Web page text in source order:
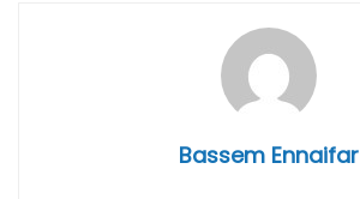
Bassem Ennaifar